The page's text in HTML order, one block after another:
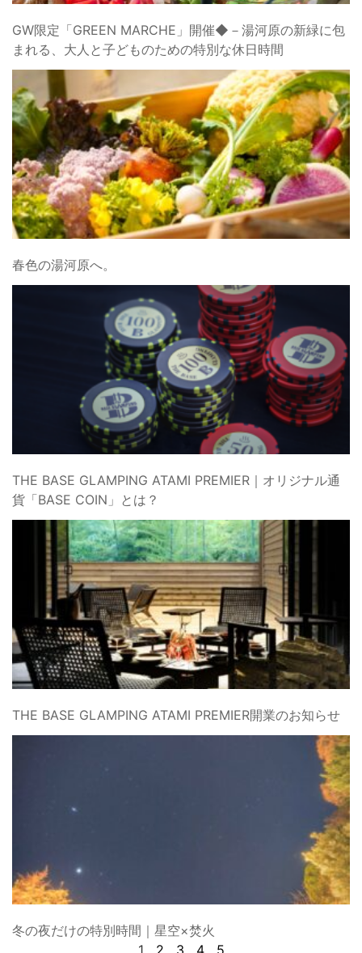
GW限定「GREEN MARCHE」開催◆－湯河原の新緑に包
まれる、大人と子どものための特別な休日時間
春色の湯河原へ。
THE BASE GLAMPING ATAMI PREMIER｜オリジナル通
貨「BASE COIN」とは？
THE BASE GLAMPING ATAMI PREMIER開業のお知らせ
冬の夜だけの特別時間｜星空×焚火
1
2 3 4 5